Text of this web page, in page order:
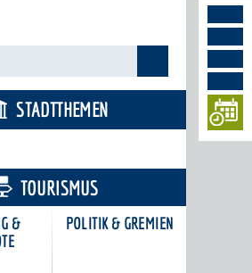
STADTTHEMEN
&
POLITIK & GREMIEN
TOURISMUS
KARRIEREPORTAL